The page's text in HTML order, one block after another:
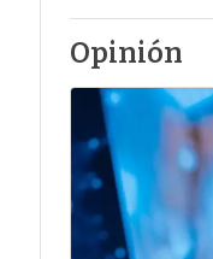
Opinión